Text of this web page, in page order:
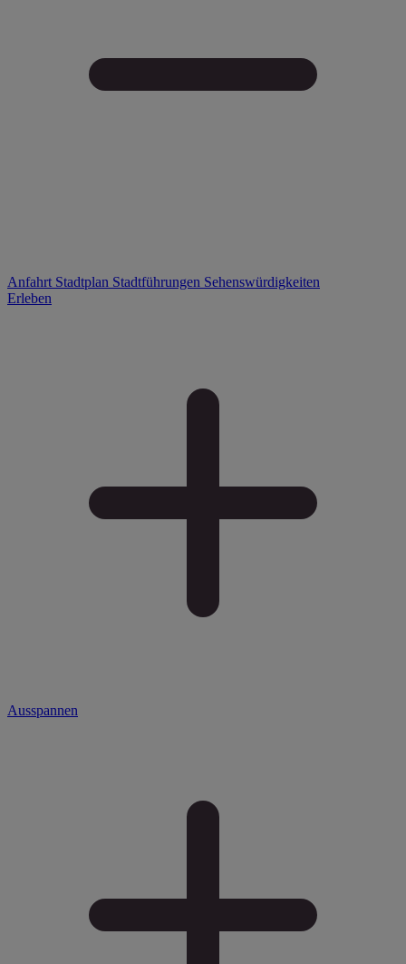
Anfahrt Stadtplan Stadtführungen Sehenswürdigkeiten
Erleben
Ausspannen